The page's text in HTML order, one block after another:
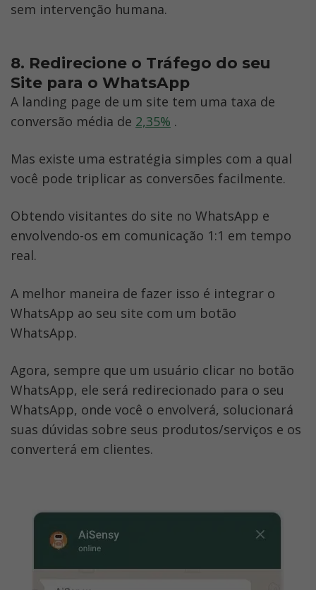
sem intervenção humana.
8. Redirecione o Tráfego do seu
Site para o WhatsApp
A landing page de um site tem uma taxa de
conversão média de 2,35% .
Mas existe uma estratégia simples com a qual
você pode triplicar as conversões facilmente.
Obtendo visitantes do site no WhatsApp e
envolvendo-os em comunicação 1:1 em tempo
real.
A melhor maneira de fazer isso é integrar o
WhatsApp ao seu site com um botão
WhatsApp.
Agora, sempre que um usuário clicar no botão
WhatsApp, ele será redirecionado para o seu
WhatsApp, onde você o envolverá, solucionará
suas dúvidas sobre seus produtos/serviços e os
converterá em clientes.